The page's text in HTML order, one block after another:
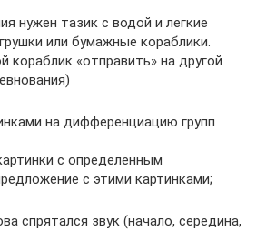
нужен тазик с водой и легкие
или бумажные кораблики.
кораблик «отправить» на другой
на дифференциацию групп
с определенным
с этими картинками;
спрятался звук (начало, середина,